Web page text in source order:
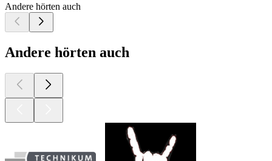
Andere hörten auch
Andere hörten auch